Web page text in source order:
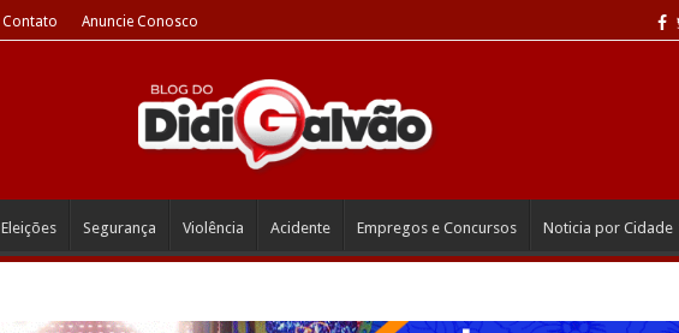
Contato Anuncie Conosco
Eleições Segurança Violência Acidente Empregos e Concursos Noticia por Cidade